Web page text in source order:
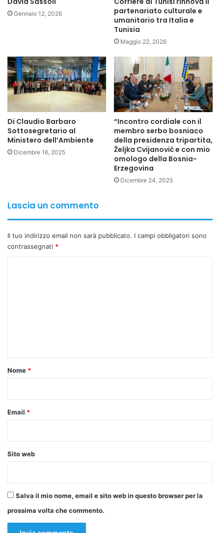
Gennaio 12, 2026
partenariato culturale e
umanitario tra Italia e
Tunisia
Maggio 22, 2026
Di Claudio Barbaro
Sottosegretario al
Ministero dell’Ambiente
Dicembre 16, 2025
“Incontro cordiale con il
membro serbo bosniaco
della presidenza tripartita,
Željka Cvijanović e con mio
omologo della Bosnia-
Erzegovina
Dicembre 24, 2025
Lascia un commento
Il tuo indirizzo email non sarà pubblicato. I campi obbligatori sono
contrassegnati *
o
Nome *
Email *
Sito web
Salva il mio nome, email e sito web in questo browser per la
prossima volta che commento.